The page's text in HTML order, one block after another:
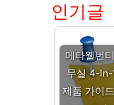
인기글
메타웰번
무실 4-In-
제품 가이